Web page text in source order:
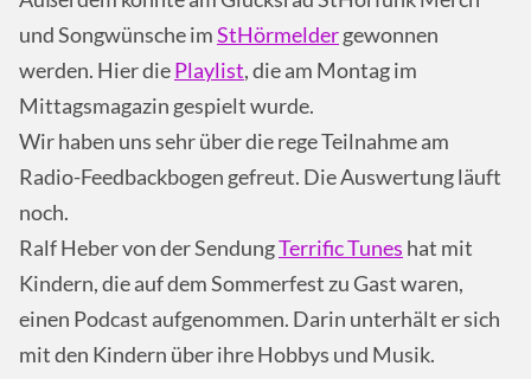
und Songwünsche imStHörmeldergewonnen
werden. Hier diePlaylist, die am Montag im
Mittagsmagazin gespielt wurde.
Wir haben uns sehr über die rege Teilnahme am
Radio-Feedbackbogen gefreut. Die Auswertung läuft
noch.
Ralf Heber von der SendungTerrific Tunes hat mit
Kindern, die auf dem Sommerfest zu Gast waren,
einen Podcast aufgenommen. Darin unterhält er sich
mit den Kindern über ihre Hobbys und Musik.